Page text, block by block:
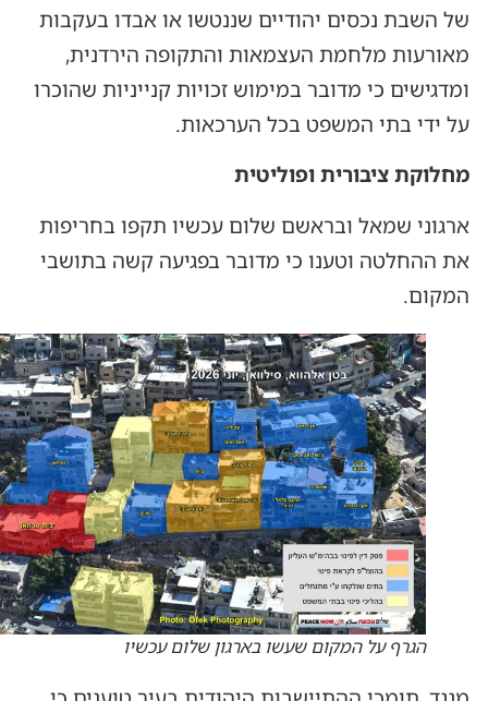
של השבת נכסים יהודיים שננטשו או אבדו בעקבות
מאורעות מלחמת העצמאות והתקופה הירדנית,
ומדגישים כי מדובר במימוש זכויות קנייניות שהוכרו
על ידי בתי המשפט בכל הערכאות.
מחלוקת ציבורית ופוליטית
ארגוני שמאל ובראשם שלום עכשיו תקפו בחריפות
את ההחלטה וטענו כי מדובר בפגיעה קשה בתושבי
המקום.
הגרף על המקום שעשו בארגון שלום עכשיו